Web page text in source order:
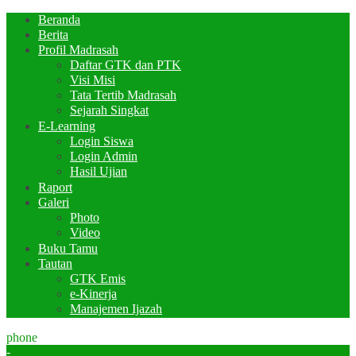
Beranda
Berita
Profil Madrasah
Daftar GTK dan PTK
Visi Misi
Tata Tertib Madrasah
Sejarah Singkat
E-Learning
Login Siswa
Login Admin
Hasil Ujian
Raport
Galeri
Photo
Video
Buku Tamu
Tautan
GTK Emis
e-Kinerja
Manajemen Ijazah
phone
-